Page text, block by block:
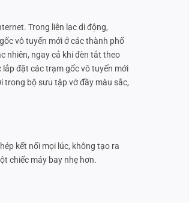
Trong liên lạc di động,
vô tuyến mới ở các thành phố
nhiên, ngay cả khi đèn tắt theo
lắp đặt các trạm gốc vô tuyến mới
trong bộ sưu tập vớ đầy màu sắc,
kết nối mọi lúc, không tạo ra
chiếc máy bay nhẹ hơn.